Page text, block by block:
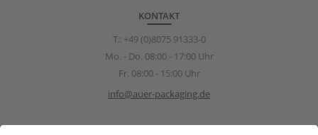
KONTAKT
T.: +49 (0)8075 91333-0
Mo. - Do. 08:00 - 17:00 Uhr
Fr. 08:00 - 15:00 Uhr
info@auer-packaging.de
Sponsoring Anfragen